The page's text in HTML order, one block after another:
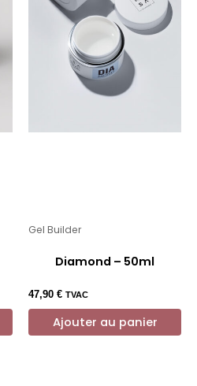
Gel Builder
Diamond – 50ml
47,90 € TVAC
Ajouter au panier